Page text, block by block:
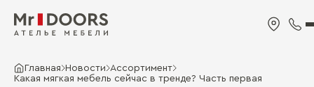
Главная Новости Ассортимент
Какая мягкая мебель сейчас в тренде? Часть первая